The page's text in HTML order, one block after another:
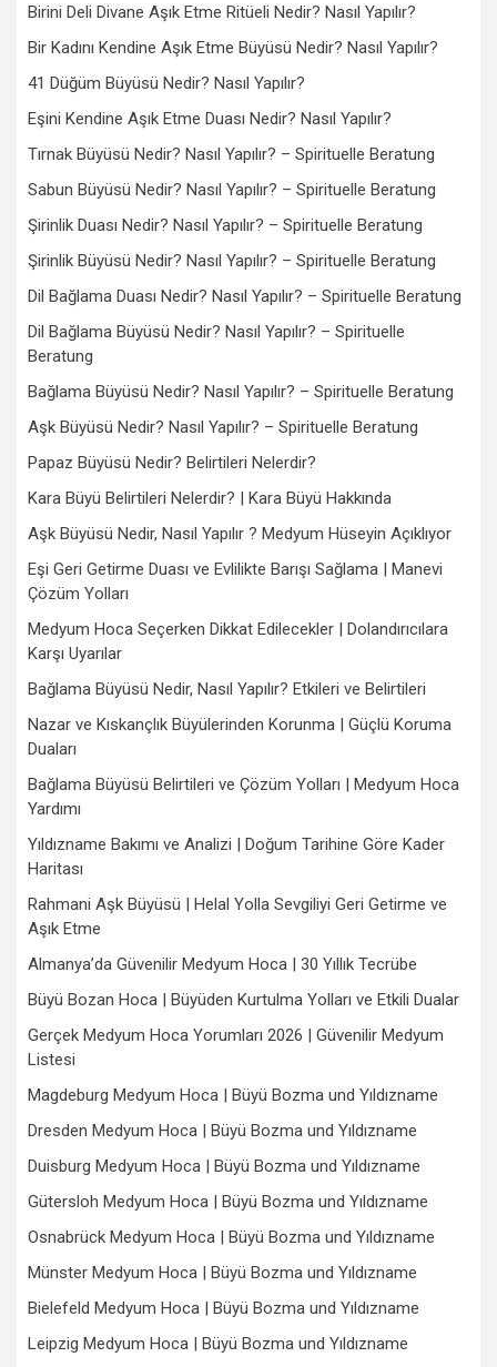
Birini Deli Divane Aşık Etme Ritüeli Nedir? Nasıl Yapılır?
Bir Kadını Kendine Aşık Etme Büyüsü Nedir? Nasıl Yapılır?
41 Düğüm Büyüsü Nedir? Nasıl Yapılır?
Eşini Kendine Aşık Etme Duası Nedir? Nasıl Yapılır?
Tırnak Büyüsü Nedir? Nasıl Yapılır? – Spirituelle Beratung
Sabun Büyüsü Nedir? Nasıl Yapılır? – Spirituelle Beratung
Şirinlik Duası Nedir? Nasıl Yapılır? – Spirituelle Beratung
Şirinlik Büyüsü Nedir? Nasıl Yapılır? – Spirituelle Beratung
Dil Bağlama Duası Nedir? Nasıl Yapılır? – Spirituelle Beratung
Dil Bağlama Büyüsü Nedir? Nasıl Yapılır? – Spirituelle
Beratung
Bağlama Büyüsü Nedir? Nasıl Yapılır? – Spirituelle Beratung
Aşk Büyüsü Nedir? Nasıl Yapılır? – Spirituelle Beratung
Papaz Büyüsü Nedir? Belirtileri Nelerdir?
Kara Büyü Belirtileri Nelerdir? | Kara Büyü Hakkında
Aşk Büyüsü Nedir, Nasıl Yapılır ? Medyum Hüseyin Açıklıyor
Eşi Geri Getirme Duası ve Evlilikte Barışı Sağlama | Manevi
Çözüm Yolları
Medyum Hoca Seçerken Dikkat Edilecekler | Dolandırıcılara
Karşı Uyarılar
Bağlama Büyüsü Nedir, Nasıl Yapılır? Etkileri ve Belirtileri
Nazar ve Kıskançlık Büyülerinden Korunma | Güçlü Koruma
Duaları
Bağlama Büyüsü Belirtileri ve Çözüm Yolları | Medyum Hoca
Yardımı
Yıldızname Bakımı ve Analizi | Doğum Tarihine Göre Kader
Haritası
Rahmani Aşk Büyüsü | Helal Yolla Sevgiliyi Geri Getirme ve
Aşık Etme
Almanya’da Güvenilir Medyum Hoca | 30 Yıllık Tecrübe
Büyü Bozan Hoca | Büyüden Kurtulma Yolları ve Etkili Dualar
Gerçek Medyum Hoca Yorumları 2026 | Güvenilir Medyum
Listesi
Magdeburg Medyum Hoca | Büyü Bozma und Yıldızname
Dresden Medyum Hoca | Büyü Bozma und Yıldızname
Duisburg Medyum Hoca | Büyü Bozma und Yıldızname
Gütersloh Medyum Hoca | Büyü Bozma und Yıldızname
Osnabrück Medyum Hoca | Büyü Bozma und Yıldızname
Münster Medyum Hoca | Büyü Bozma und Yıldızname
Bielefeld Medyum Hoca | Büyü Bozma und Yıldızname
Leipzig Medyum Hoca | Büyü Bozma und Yıldızname